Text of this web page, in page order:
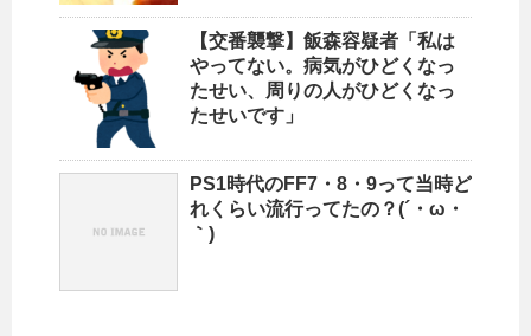
【交番襲撃】飯森容疑者「私は
やってない。病気がひどくなっ
たせい、周りの人がひどくなっ
たせいです」
PS1時代のFF7・8・9って当時ど
れくらい流行ってたの？(´・ω・
｀)